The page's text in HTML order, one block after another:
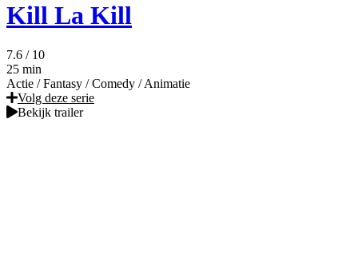
Kill La Kill
7.6 / 10
25 min
Actie / Fantasy / Comedy / Animatie
Volg deze serie
Bekijk trailer